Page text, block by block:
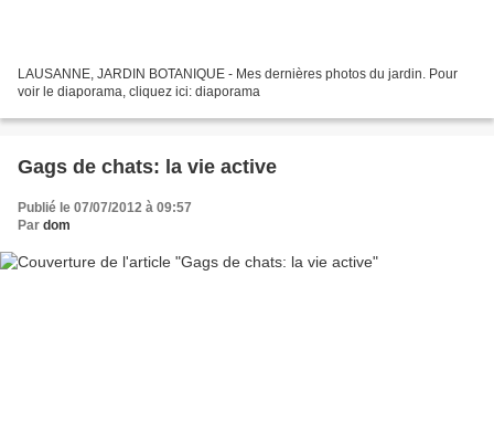
LAUSANNE, JARDIN BOTANIQUE - Mes dernières photos du jardin. Pour
voir le diaporama, cliquez ici: diaporama
Gags de chats: la vie active
Publié le 07/07/2012 à 09:57
Par dom